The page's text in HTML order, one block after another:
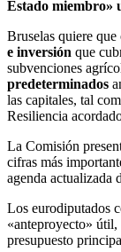
Estado miembro»
Bruselas quiere que
e inversión que
subvenciones
predeterminados
las capitales, tal
Resiliencia
La Comisión
cifras más
agenda actualizada
Los eurodiputados
«anteproyecto» útil,
presupuesto